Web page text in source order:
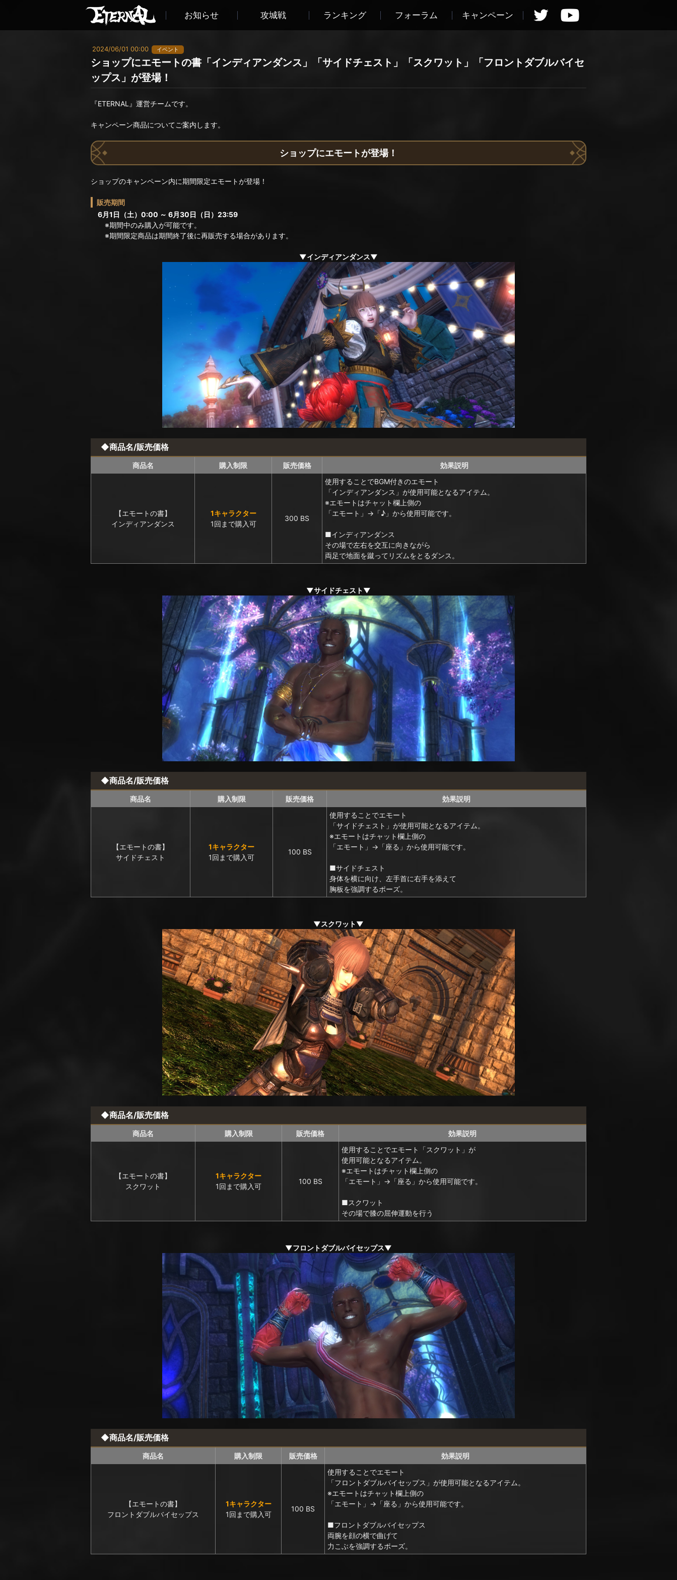
お知らせ 攻城戦 ランキング フォーラム キャンペーン
2024/06/01 00:00 イベント
ショップにエモートの書「インディアンダンス」「サイドチェスト」「スクワット」「フロントダブルバイセ
ップス」が登場！
『ETERNAL』運営チームです。
キャンペーン商品についてご案内します。
ショップにエモートが登場！
ショップのキャンペーン内に期間限定エモートが登場！
販売期間
6月1日（土）0:00 ～ 6月30日（日）23:59
※期間中のみ購入が可能です。
※期間限定商品は期間終了後に再販売する場合があります。
▼インディアンダンス▼
◆商品名/販売価格
商品名 購入制限 販売価格 効果説明
【エモートの書】
インディアンダンス
1キャラクター
1回まで購入可
300 BS
使用することでBGM付きのエモート
「インディアンダンス」が使用可能となるアイテム。
※エモートはチャット欄上側の
「エモート」→「♪」から使用可能です。
■インディアンダンス
その場で左右を交互に向きながら
両足で地面を蹴ってリズムをとるダンス。
▼サイドチェスト▼
◆商品名/販売価格
商品名 購入制限 販売価格 効果説明
【エモートの書】
サイドチェスト
1キャラクター
1回まで購入可
100 BS
使用することでエモート
「サイドチェスト」が使用可能となるアイテム。
※エモートはチャット欄上側の
「エモート」→「座る」から使用可能です。
■サイドチェスト
身体を横に向け、左手首に右手を添えて
胸板を強調するポーズ。
▼スクワット▼
◆商品名/販売価格
商品名 購入制限 販売価格 効果説明
【エモートの書】
スクワット
1キャラクター
1回まで購入可
100 BS
使用することでエモート「スクワット」が
使用可能となるアイテム。
※エモートはチャット欄上側の
「エモート」→「座る」から使用可能です。
■スクワット
その場で膝の屈伸運動を行う
▼フロントダブルバイセップス▼
◆商品名/販売価格
商品名 購入制限 販売価格 効果説明
【エモートの書】
フロントダブルバイセップス
1キャラクター
1回まで購入可
100 BS
使用することでエモート
「フロントダブルバイセップス」が使用可能となるアイテム。
※エモートはチャット欄上側の
「エモート」→「座る」から使用可能です。
■フロントダブルバイセップス
両腕を顔の横で曲げて
力こぶを強調するポーズ。